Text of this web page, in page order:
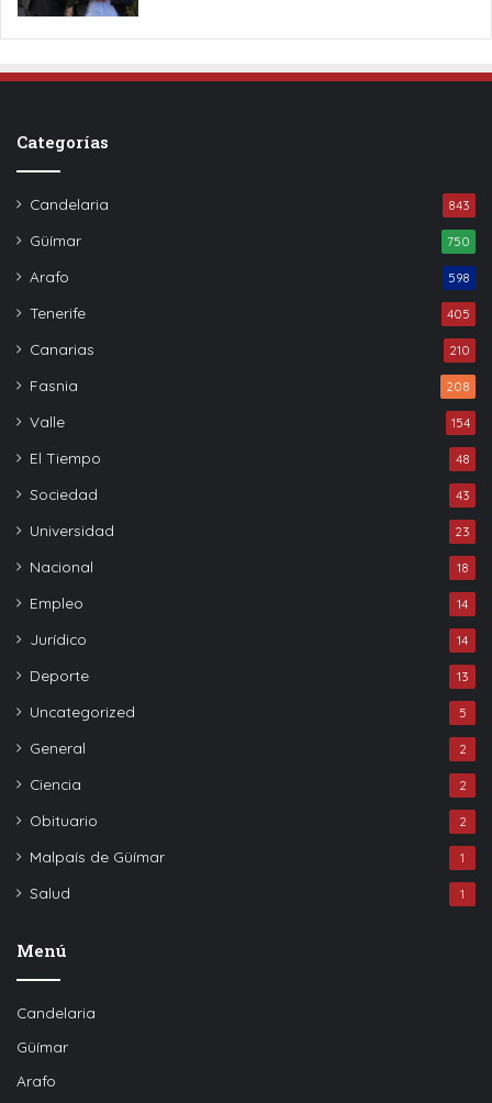
Categorías
Candelaria 843
Güímar 750
Arafo 598
Tenerife 405
Canarias 210
Fasnia 208
Valle 154
El Tiempo 48
Sociedad 43
Universidad 23
Nacional 18
Empleo 14
Jurídico 14
Deporte 13
Uncategorized 5
General 2
Ciencia 2
Obituario 2
Malpaís de Güímar 1
Salud 1
Menú
Candelaria
Güímar
Arafo